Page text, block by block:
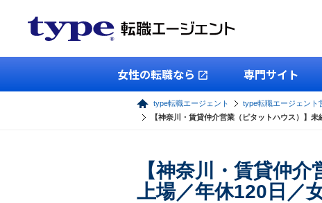
女性の転職なら 専門サイト
type転職エージェント type転職エージェント
【神奈川・賃貸仲介営業（ピタットハウス）】
【神奈川・賃貸仲
上場／年休120日／